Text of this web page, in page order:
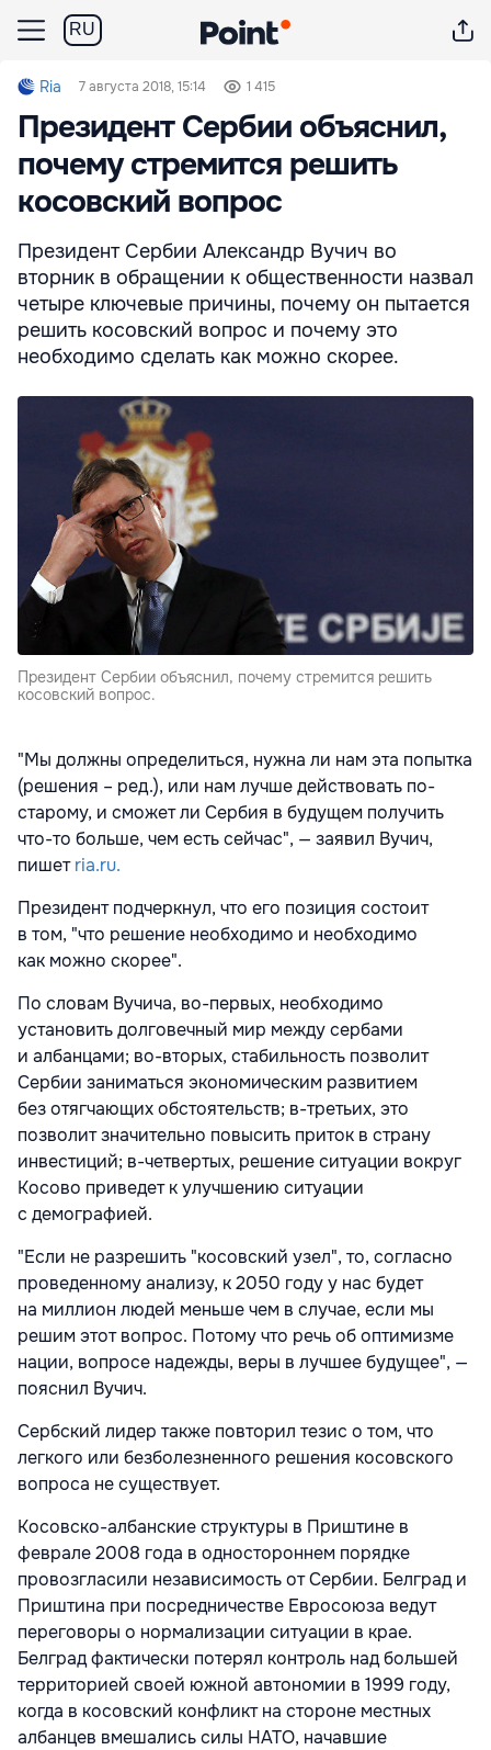
RU
Ria 7 августа 2018, 15:14 1 415
Президент Сербии объяснил,
почему стремится решить
косовский вопрос
Президент Сербии Александр Вучич во
вторник в обращении к общественности назвал
четыре ключевые причины, почему он пытается
решить косовский вопрос и почему это
необходимо сделать как можно скорее.
Президент Сербии объяснил, почему стремится решить
косовский вопрос.
"Мы должны определиться, нужна ли нам эта попытка
(решения – ред.), или нам лучше действовать по-
старому, и сможет ли Сербия в будущем получить
что-то больше, чем есть сейчас", — заявил Вучич,
пишетria.ru.
Президент подчеркнул, что его позиция состоит
в том, "что решение необходимо и необходимо
как можно скорее".
По словам Вучича, во-первых, необходимо
установить долговечный мир между сербами
и албанцами; во-вторых, стабильность позволит
Сербии заниматься экономическим развитием
без отягчающих обстоятельств; в-третьих, это
позволит значительно повысить приток в страну
инвестиций; в-четвертых, решение ситуации вокруг
Косово приведет к улучшению ситуации
с демографией.
"Если не разрешить "косовский узел", то, согласно
проведенному анализу, к 2050 году у нас будет
на миллион людей меньше чем в случае, если мы
решим этот вопрос. Потому что речь об оптимизме
нации, вопросе надежды, веры в лучшее будущее", —
пояснил Вучич.
Сербский лидер также повторил тезис о том, что
легкого или безболезненного решения косовского
вопроса не существует.
Косовско-албанские структуры в Приштине в
феврале 2008 года в одностороннем порядке
провозгласили независимость от Сербии. Белград и
Приштина при посредничестве Евросоюза ведут
переговоры о нормализации ситуации в крае.
Белград фактически потерял контроль над большей
территорией своей южной автономии в 1999 году,
когда в косовский конфликт на стороне местных
албанцев вмешались силы НАТО, начавшие